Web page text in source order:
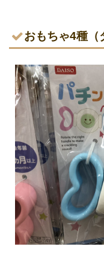
おもちゃ4種（